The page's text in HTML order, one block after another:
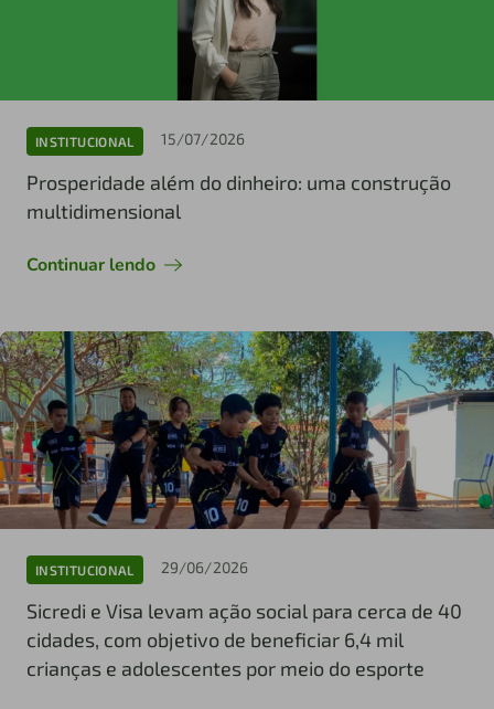
INSTITUCIONAL 15/07/2026
Prosperidade além do dinheiro: uma construção
multidimensional
Continuar lendo
INSTITUCIONAL 29/06/2026
Sicredi e Visa levam ação social para cerca de 40
cidades, com objetivo de beneficiar 6,4 mil
crianças e adolescentes por meio do esporte